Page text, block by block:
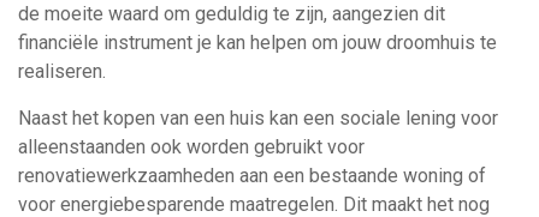
de moeite waard om geduldig te zijn, aangezien dit
financiële instrument je kan helpen om jouw droomhuis te
realiseren.
Naast het kopen van een huis kan een sociale lening voor
alleenstaanden ook worden gebruikt voor
renovatiewerkzaamheden aan een bestaande woning of
voor energiebesparende maatregelen. Dit maakt het nog